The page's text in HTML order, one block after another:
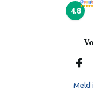
4.8
Meld
Online